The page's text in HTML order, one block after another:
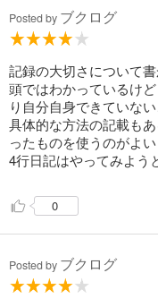
忘れにくくなった。
いつも開きっぱなしだか
⑥Bノート
自分専用の辞書
最初のページに夢・目
次のページからは、右
左は見返したあとの書
自分の辞書、の発想、
思いがけず辞書になった
それかなあ。
昔の話。
今はしない。
⑦アイデアはスケッチブ
Posted by ブクログ
記録の大切さについて書
頭ではわかっているけ
り自分自身できていない
具体的な方法の記載も
ったものを使うのがよい
4行日記はやってみよう
0
Posted by ブクログ